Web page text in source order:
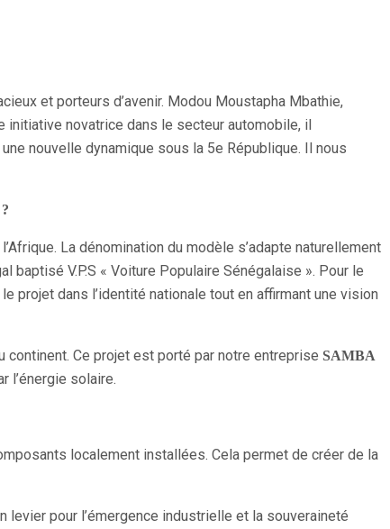
et porteurs d’avenir. Modou Moustapha Mbathie,
initiative novatrice dans le secteur automobile, il
nouvelle dynamique sous la 5e République. Il nous
La dénomination du modèle s’adapte naturellement
baptisé V.P.S « Voiture Populaire Sénégalaise ». Pour le
projet dans l’identité nationale tout en affirmant une vision
Ce projet est porté par notre entreprise SAMBA
l’énergie solaire.
localement installées. Cela permet de créer de la
pour l’émergence industrielle et la souveraineté